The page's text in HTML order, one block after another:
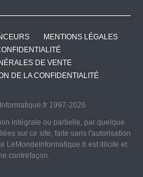
MENTIONS LÉGALES
DE VENTE
DE LA CONFIDENTIALITÉ
1997-2026
intégrale ou partielle, par quelque
sur ce site, faite sans l'autorisation
LeMondeInformatique.fr est illicite et
contrefaçon.